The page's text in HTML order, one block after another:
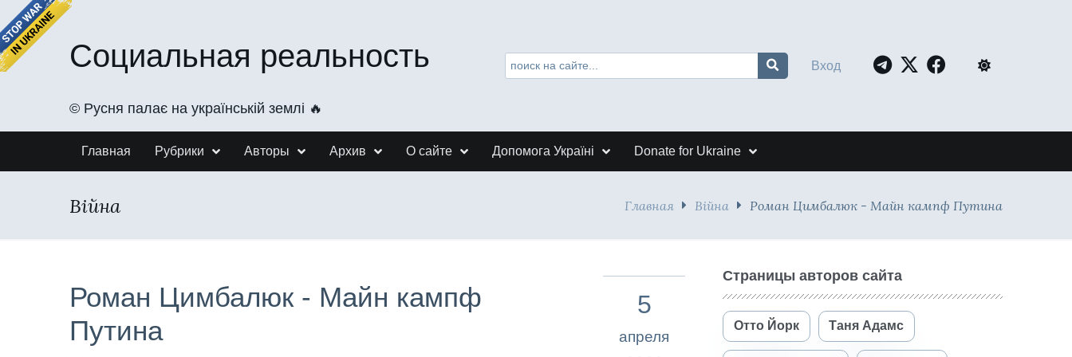
Социальная реальность
©️ Русня палає на українській землі 🔥
Вход
Главная Рубрики Авторы Архив О сайте Допомога Україні Donate for Ukraine
Війна Главная Війна Роман Цимбалюк - Майн кампф Путина
Роман Цимбалюк - Майн кампф
Путина
5
апреля
Страницы авторов сайта
Отто Йорк Таня Адамс